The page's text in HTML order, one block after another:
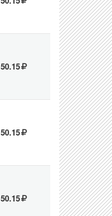
50.15
50.15
50.15